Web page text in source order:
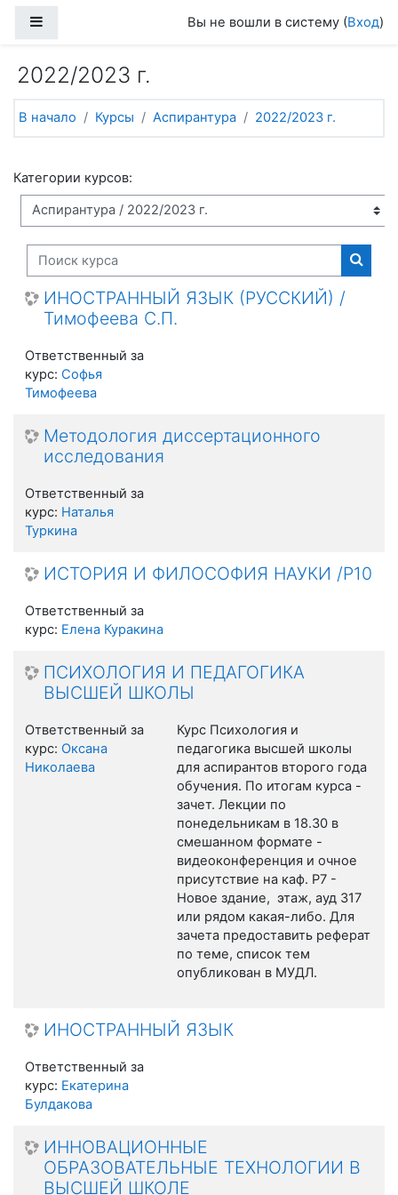
Вы не вошли в систему (Вход)
2022/2023 г.
В начало Курсы Аспирантура 2022/2023 г.
Категории курсов:
Поиск курса
Поиск
ИНОСТРАННЫЙ ЯЗЫК (РУССКИЙ) /
Тимофеева С.П.
Ответственный за
курс: Софья
Тимофеева
Методология диссертационного
исследования
Ответственный за
курс: Наталья
Туркина
ИСТОРИЯ И ФИЛОСОФИЯ НАУКИ /Р10
Ответственный за
курс: Елена Куракина
ПСИХОЛОГИЯ И ПЕДАГОГИКА
ВЫСШЕЙ ШКОЛЫ
Курс Психология и
педагогика высшей школы
для аспирантов второго года
обучения. По итогам курса -
зачет. Лекции по
понедельникам в 18.30 в
смешанном формате -
видеоконференция и очное
присутствие на каф. Р7 -
Новое здание, этаж, ауд 317
или рядом какая-либо. Для
зачета предоставить реферат
по теме, список тем
опубликован в МУДЛ.
Ответственный за
курс: Оксана
Николаева
ИНОСТРАННЫЙ ЯЗЫК
Ответственный за
курс: Екатерина
Булдакова
ИННОВАЦИОННЫЕ
ОБРАЗОВАТЕЛЬНЫЕ ТЕХНОЛОГИИ В
ВЫСШЕЙ ШКОЛЕ